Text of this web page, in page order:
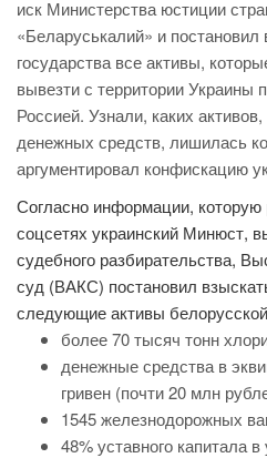
иск Министерства юстиции
«Беларуськалий» и постановил
государства все активы,
вывезти с территории Украины
Россией. Узнали, каких
денежных средств, лишилась
аргументировал конфискацию
Согласно информации, которую
соцсетях украинский Минюст,
судебного разбирательства,
суд (ВАКС) постановил
следующие активы
более 70 тысяч тонн
денежные средства в
гривен (почти 20 млн
1545 железнодорожных
48% уставного капитала